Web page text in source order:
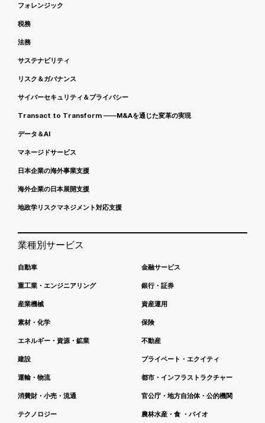
フォレンジック
税務
法務
サステナビリティ
リスク＆ガバナンス
サイバーセキュリティ＆プライバシー
Transact to Transform ――M&Aを通じた変革の実現
データ＆AI
マネージドサービス
日本企業の海外事業支援
海外企業の日本展開支援
地政学リスクマネジメント対応支援
業種別サービス
自動車
重工業・エンジニアリング
産業機械
素材・化学
エネルギー・資源・鉱業
建設
運輸・物流
消費財・小売・流通
テクノロジー
金融サービス
銀行・証券
資産運用
保険
不動産
プライベート・エクイティ
都市・インフラストラクチャー
官公庁・地方自治体・公的機関
農林水産・食 ・バイオ